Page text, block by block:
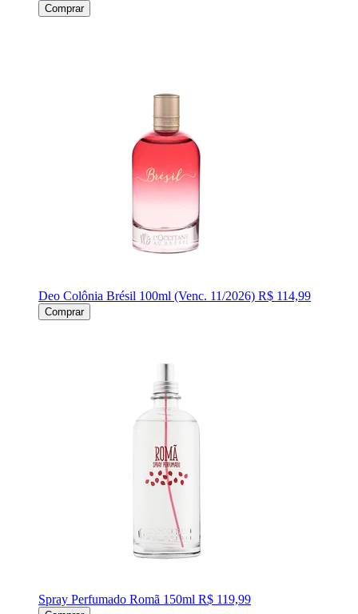
Comprar
Deo Colônia Brésil 100ml (Venc. 11/2026) R$ 114,99
Comprar
Spray Perfumado Romã 150ml R$ 119,99